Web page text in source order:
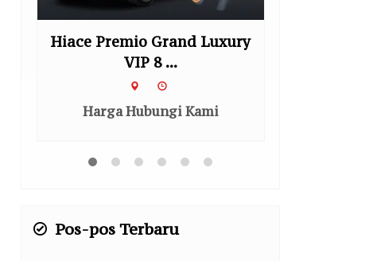
Hiace Premio Grand Luxury
VIP 8 ...
Harga Hubungi Kami
Pos-pos Terbaru